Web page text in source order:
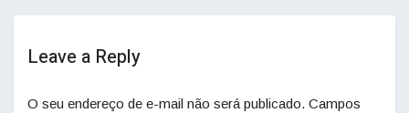
Leave a Reply
O seu endereço de e-mail não será publicado. Campos